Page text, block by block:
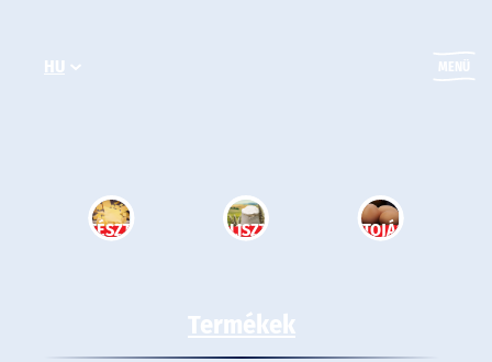
tartalomhoz
HU MENÜ
TÉSZTA LISZT TOJÁS
Termékek